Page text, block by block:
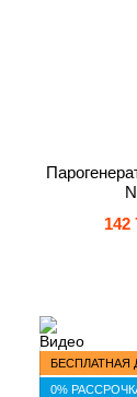
142
БЕСПЛАТНАЯ
0%